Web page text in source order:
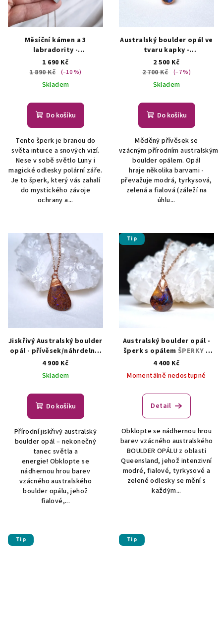
Měsíční kámen a 3
labradority -
přívěsek/náhrdelník
AUTORSKÁ TVORBA ŠPERKŮ
Z MINERÁLŮ
1 690 Kč
1 890 Kč
(–10 %)
Skladem
Do košíku
Tento šperk je branou do
světa intuice a snových vizí.
Nese v sobě světlo Luny i
magické odlesky polární záře.
Je to šperk, který vás zahalí
do mystického závoje
ochrany a...
Australský boulder opál ve
tvaru kapky -
přívěsek/náhrdelník
ŠPERKY S PŘÍRODNÍMI
KRYSTALY
2 500 Kč
2 700 Kč (–7 %)
Skladem
Do košíku
Měděný přívěsek se
vzácným přírodním australským
boulder opálem. Opál
hraje několika barvami -
převažuje modrá, tyrkysová,
zelená a fialová (záleží na
úhlu...
Jiskřivý Australský boulder
opál - přívěsek/náhrdelník
ŠPERKY S PŘÍRODNÍMI
KRYSTALY
4 900 Kč
Skladem
Do košíku
Přírodní jiskřivý australský
boulder opál – nekonečný
tanec světla a
energie! Obklopte se
nádhernou hrou barev
vzácného australského
boulder opálu, jehož
fialové,...
Tip
Australský boulder opál -
šperk s opálem ŠPERKY S
PŘÍRODNÍMI KRYSTALY
4 400 Kč
Momentálně nedostupné
Detail
Obklopte se nádhernou hrou
barev vzácného australského
BOULDER OPÁLU z oblasti
Queensland, jehož intenzivní
modré, fialové, tyrkysové a
zelené odlesky se mění s
každým...
Tip Tip